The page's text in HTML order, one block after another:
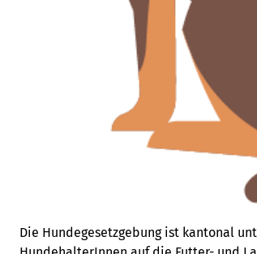
Die Hundegesetzgebung ist kantonal